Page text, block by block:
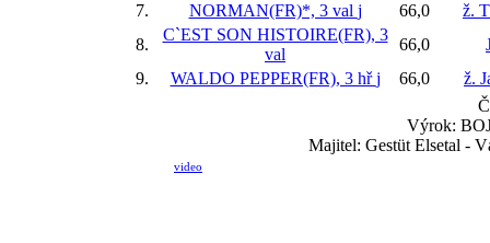
7.
NORMAN(FR)*, 3 val j 66,0
ž.
8.
C`EST SON HISTOIRE(FR), 3
val
66,0
9.
WALDO PEPPER(FR), 3 hřj 66,0
ž.
Výrok:
Majitel: Gestüt Elsetal -
video